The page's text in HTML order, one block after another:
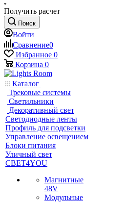
Получить расчет
Поиск
Войти
Сравнение0
Избранное 0
Корзина 0
Каталог
Трековые системы
Светильники
Декоративный свет
Светодиодные ленты
Профиль для подсветки
Управление освещением
Блоки питания
Уличный свет
СВЕТ4YOU
Магнитные
48V
Модульные